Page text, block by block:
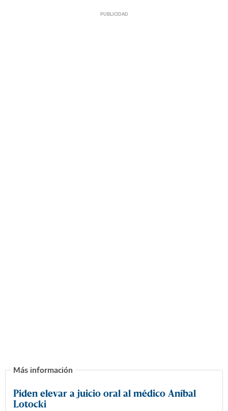
Piden elevar a juicio oral al médico Aníbal
Lotocki